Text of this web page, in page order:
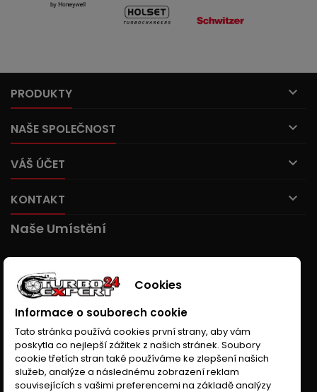
PRODUKTY 
NAŠE SPOLEČNOST 
VÁŠ ÚČET 
KONTAKT 
Naše Umístění
Cookies
Informace o souborech cookie
Tato stránka používá cookies první strany, aby vám
poskytla co nejlepší zážitek z našich stránek. Soubory
cookie třetích stran také používáme ke zlepšení našich
služeb, analýze a následnému zobrazení reklam
souvisejících s vašimi preferencemi na základě analýzy